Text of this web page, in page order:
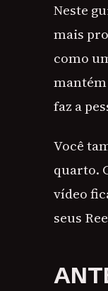
Neste
mais
como
mantém
faz a
Você
quarto.
vídeo
seus